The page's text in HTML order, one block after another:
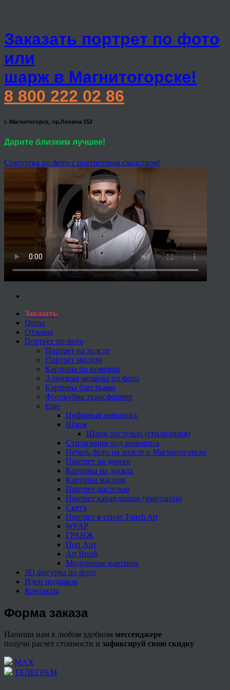
Заказать портрет по фото
или
шарж в Магнитогорске!
8 800 222 02 86
г. Магнитогорск, пр.Ленина 152
Дарите близким лучшее!
Статуэтка по фото с портретным сходством!
Заказать
Цены
Отзывы
Портрет по фото
Портрет на холсте
Портрет маслом
Картины по номерам
Алмазная мозаика по фото
Картины блестками
Фотокубик трансформер
Еще
Цифровая живопись
Шарж
Шарж пастелью (стилизация)
Стилизация под живопись
Печать фото на холсте в Магнитогорске
Портрет на дереве
Картины на досках
Картины маслом
Портрет пастелью
Портрет карандашом (имитация)
Скетч
Портрет в стиле Touch Art
WPAP
ГРАНЖ
Поп Арт
Art Brush
Модульные картины
3D фигурка по фото
Идеи подарков
Контакты
Форма заказа
Напиши нам в любом удобном мессенджере
получи расчет стоимости и зафиксируй свою скидку
МАХ
ТЕЛЕГРАМ